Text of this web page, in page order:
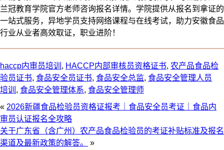
兰冠教育学院官方老师咨询报名详情。学院提供从报名到拿证的
一站式服务，异地学员支持网络课程与在线考试，助力安徽食品
行业从业者高效取证，职业进阶！
haccp内审员培训 , HACCP内部审核员资格证书, 农产品食品检
验员证书, 食品安全员证书, 食品安全总监, 食品安全管理人员
培训 , 食品安全管理体系, 食品安全管理师
« 2026新疆食品检验员资格证报考｜食品安全员考证｜食品内
审员认证报名全攻略
关于广东省（含广州）农产品食品检验员的考证补贴标准及报名
渠道及最新政策的解答。
»